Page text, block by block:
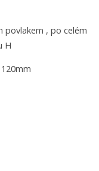
povlakem , po celém
H